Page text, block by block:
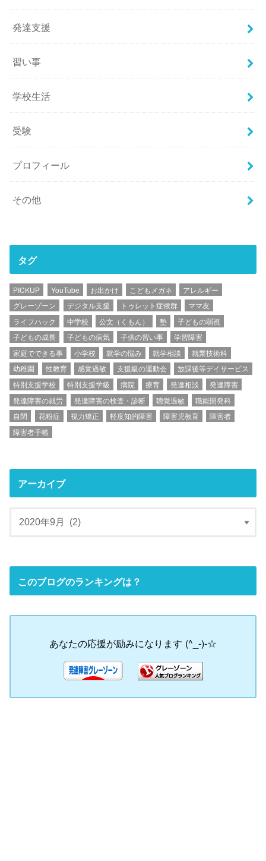
発達支援
習い事
学校生活
受験
プロフィール
その他
タグ
PICKUP YouTube お出かけ こどもメガネ
アレルギー
グレーゾーン
デジタル支援 トゥレット症候群
ママ友
ライフハック
中学校 公文（くもん） 塾
子どもの弱視
子どもの成長
子どもの病気 子供の習い事
学習障害
家庭でできる事
小学校 就学の悩み 就学相談
就業技術科
幼稚園
性教育 感覚過敏 支援級の運動会
放課後等デイサービス
特別支援学校
特別支援学級 病院 療育 発達相談
発達障害
発達障害の就労
発達障害の検査・診断 聴覚過敏
職能開発科
自閉
花粉症 視力矯正 軽度知的障害 障害児教育
障害者
障害者手帳
アーカイブ
このブログのランキングは？
あなたの応援が励みになります (^_-)-☆